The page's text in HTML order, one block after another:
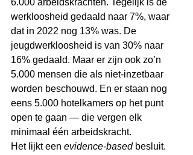
6.000 arbeidskrachten. Tegelijk is de
werkloosheid gedaald naar 7%, waar
dat in 2022 nog 13% was. De
jeugdwerkloosheid is van 30% naar
16% gedaald. Maar er zijn ook zo’n
5.000 mensen die als niet-inzetbaar
worden beschouwd. En er staan nog
eens 5.000 hotelkamers op het punt
open te gaan — die vergen elk
minimaal één arbeidskracht.
Het lijkt een evidence-based besluit.